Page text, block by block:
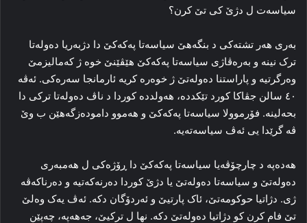
سیاسه‌ت ل دژێ کی تێ کرن؟
به‌ری هه‌ر تشته‌کی د بنگه‌هێ سیاسه‌تا په‌که‌کێ دا دژبه‌ریا ده‌وله‌تا
ترک نینه‌ و به‌ره‌ڤاژی سیاسه‌تا په‌که‌کێ هێڤێنێ خوه‌ ژ که‌مالیزمێ
وه‌رگرتیه‌ و پاراستنا ده‌وله‌تێ ژ خوه‌ره‌ کریه‌ ئارمانجا سه‌ره‌کی. ئه‌ڤه‌
٤۰ سالن جڤاکا کورد تێکدده‌، هه‌ولدده‌ کوردا د ناڤ ده‌وله‌تا ترکی دا
بحه‌لینه‌. فۆرموولا سیاسه‌تا په‌که‌کێ و هه‌موو داموده‌زگه‌هێن ب وێ
ڤه‌ گرێدا یی ئه‌ڤ سیاسه‌ته‌یه‌.
هه‌ده‌په‌ د چارچۆڤه‌یا سیاسه‌تا په‌که‌کێ دا ڕۆژه‌کی ل هه‌مبه‌ری
ده‌وله‌تێ و سیاسه‌تا ده‌وله‌تێ یا دژێ کوردا ده‌رنه‌که‌تیه‌ و ده‌رناکه‌ڤه‌
ژی. دژاتیا حوکومه‌تێ، ئاک پارتیێ و ئه‌ردۆگان دکه‌. ئه‌ڤ یه‌ک وه‌لێ
تێ فام کرن کو دژاتیا ده‌وله‌تێ دکه‌. نها ل ترکیێ، جه‌هه‌په‌، چه‌پێن